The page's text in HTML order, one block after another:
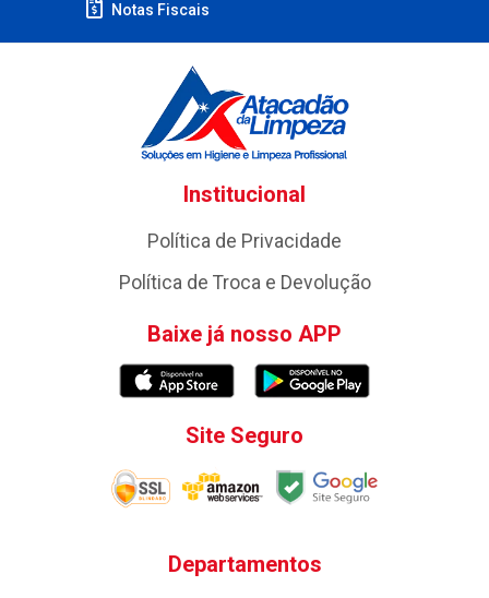
Notas Fiscais
Institucional
Política de Privacidade
Política de Troca e Devolução
Baixe já nosso APP
Site Seguro
Departamentos